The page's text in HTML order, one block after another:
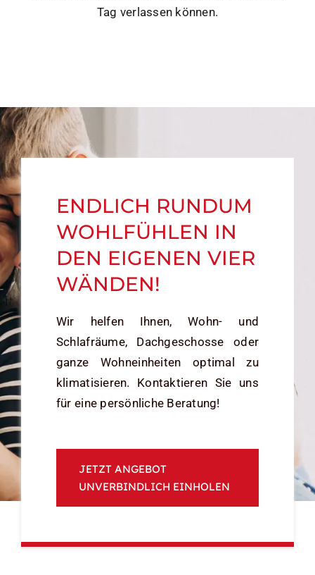
Tag verlassen können.
ENDLICH RUNDUM
WOHLFÜHLEN IN
DEN EIGENEN VIER
WÄNDEN!
Wir helfen Ihnen, Wohn- und
Schlafräume, Dachgeschosse oder
ganze Wohneinheiten optimal zu
klimatisieren. Kontaktieren Sie uns
für eine persönliche Beratung!
JETZT ANGEBOT
UNVERBINDLICH EINHOLEN